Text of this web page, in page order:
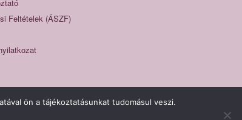
Feltételek (ÁSZF)
ön a tájékoztatásunkat tudomásul veszi.